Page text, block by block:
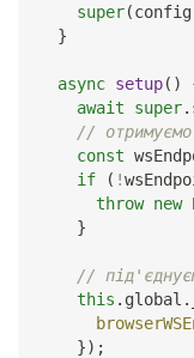
super(config
}
async setup( )
await
super.
//
const
if
( !
throw new
}
//
this . global .
}) ;